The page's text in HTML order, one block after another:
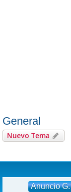
General
Nuevo Tema
Anuncio G.